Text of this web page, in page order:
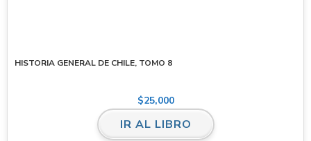
HISTORIA GENERAL DE CHILE, TOMO 8
$25,000
IR AL LIBRO